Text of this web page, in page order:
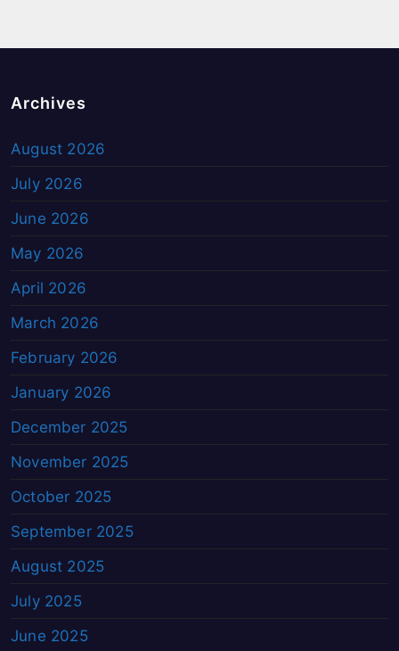
Archives
August 2026
July 2026
June 2026
May 2026
April 2026
March 2026
February 2026
January 2026
December 2025
November 2025
October 2025
September 2025
August 2025
July 2025
June 2025